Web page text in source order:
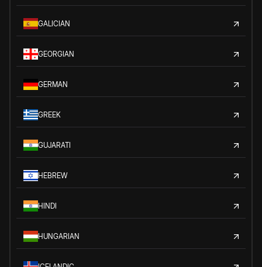
GALICIAN
GEORGIAN
GERMAN
GREEK
GUJARATI
HEBREW
HINDI
HUNGARIAN